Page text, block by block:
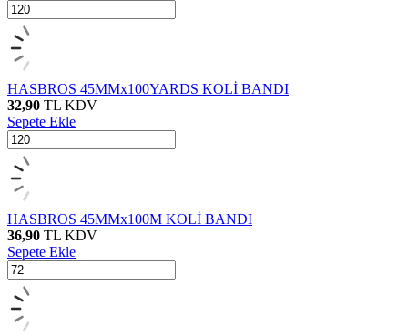
HASBROS 45MMx100YARDS KOLİ BANDI
32,90 TL KDV
Sepete Ekle
HASBROS 45MMx100M KOLİ BANDI
36,90 TL KDV
Sepete Ekle